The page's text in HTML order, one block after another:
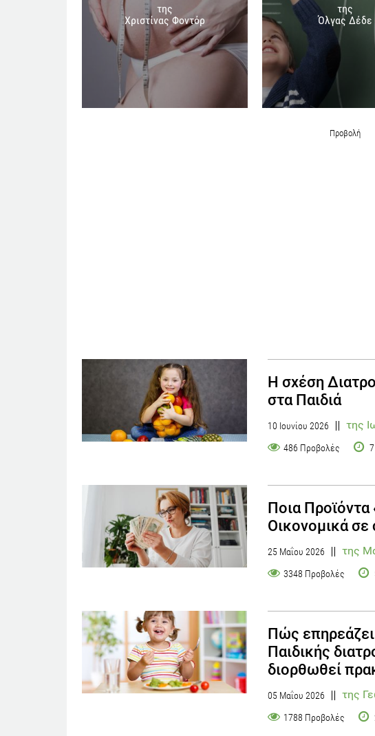
της
Χριστίνας Φοντόρ
της
Όλγας Δέδε
Προβολή
H σχέση
στα Παιδιά
10 Ιουνίου 2026 της
486 Προβολές
Ποια Προϊόντα
Οικονομικά
25 Μαΐου 2026 της
3348 Προβολές
Πώς επηρεάζει
Παιδικής
διορθωθεί
05 Μαΐου 2026 της
1788 Προβολές